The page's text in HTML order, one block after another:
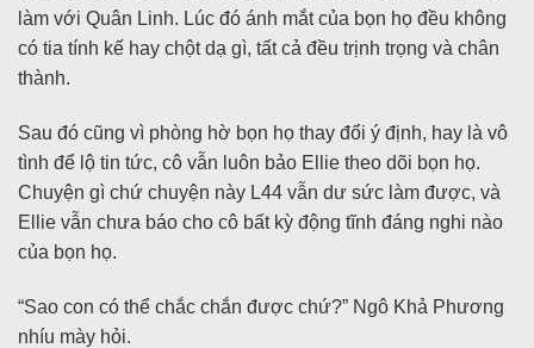
làm với Quân Linh. Lúc đó ánh mắt của bọn họ đều không
có tia tính kế hay chột dạ gì, tất cả đều trịnh trọng và chân
thành.
Sau đó cũng vì phòng hờ bọn họ thay đổi ý định, hay là vô
tình để lộ tin tức, cô vẫn luôn bảo Ellie theo dõi bọn họ.
Chuyện gì chứ chuyện này L44 vẫn dư sức làm được, và
Ellie vẫn chưa báo cho cô bất kỳ động tĩnh đáng nghi nào
của bọn họ.
“Sao con có thể chắc chắn được chứ?” Ngô Khả Phương
nhíu mày hỏi.